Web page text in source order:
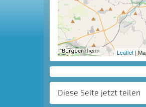
Leaflet |
Diese Seite jetzt teilen